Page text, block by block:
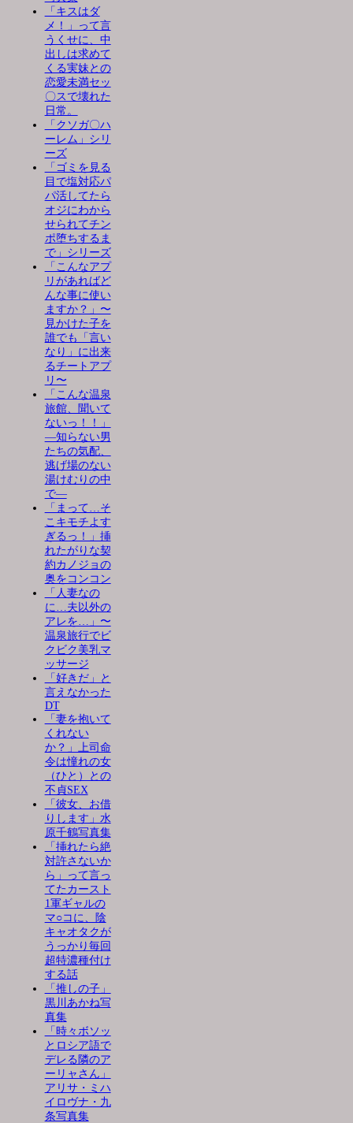
「キスはダ
メ！」って言
うくせに、中
出しは求めて
くる実妹との
恋愛未満セッ
〇スで壊れた
日常。
「クソガ〇ハ
ーレム」シリ
ーズ
「ゴミを見る
目で塩対応パ
パ活してたら
オジにわから
せられてチン
ポ堕ちするま
で」シリーズ
「こんなアプ
リがあればど
んな事に使い
ますか？」〜
見かけた子を
誰でも「言い
なり」に出来
るチートアプ
リ〜
「こんな温泉
旅館、聞いて
ないっ！！」
―知らない男
たちの気配、
逃げ場のない
湯けむりの中
で―
「まって…そ
こキモチよす
ぎるっ！」挿
れたがりな契
約カノジョの
奥をコンコン
「人妻なの
に…夫以外の
アレを…」〜
温泉旅行でビ
クビク美乳マ
ッサージ
「好きだ」と
言えなかった
DT
「妻を抱いて
くれない
か？」上司命
令は憧れの女
（ひと）との
不貞SEX
「彼女、お借
りします」水
原千鶴写真集
「挿れたら絶
対許さないか
ら」って言っ
てたカースト
1軍ギャルの
マ○コに、陰
キャオタクが
うっかり毎回
超特濃種付け
する話
「推しの子」
黒川あかね写
真集
「時々ボソッ
とロシア語で
デレる隣のア
ーリャさん」
アリサ・ミハ
イロヴナ・九
条写真集